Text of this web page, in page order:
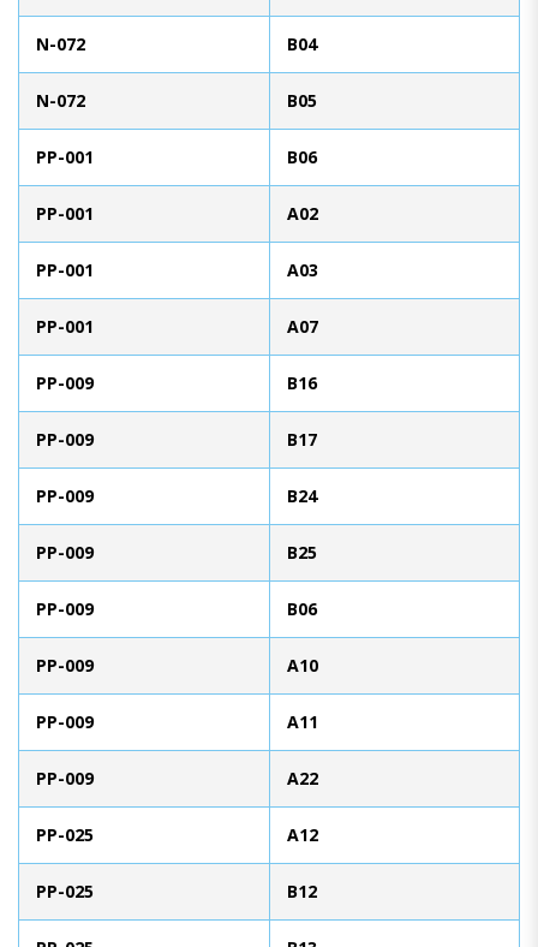
N-072 B04
N-072 B05
PP-001 B06
PP-001 A02
PP-001 A03
PP-001 A07
PP-009 B16
PP-009 B17
PP-009 B24
PP-009 B25
PP-009 B06
PP-009 A10
PP-009 A11
PP-009 A22
PP-025 A12
PP-025 B12